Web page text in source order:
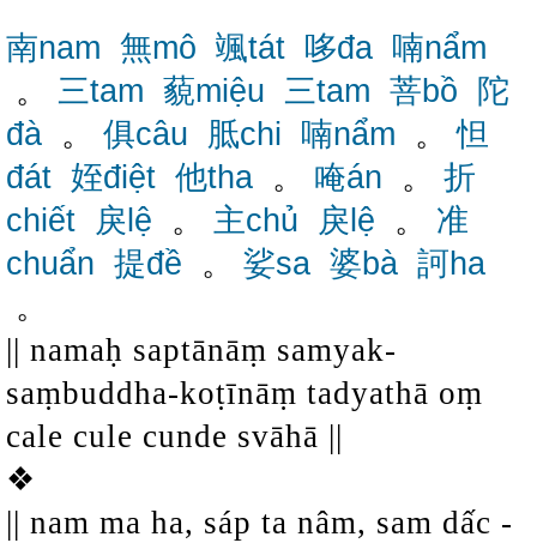
南nam 無mô 颯tát 哆đa 喃nẩm
。 三tam 藐miệu 三tam 菩bồ
陀
đà 。 俱câu 胝chi 喃nẩm 。怛
đát 姪điệt 他tha 。 唵án 。 折
chiết
戾lệ 。 主chủ 戾lệ 。 准
chuẩn 提đề 。 娑sa 婆bà 訶ha
。
|| namaḥ saptānāṃ samyak-
saṃbuddha-koṭīnāṃ tadyathā oṃ
cale cule cunde svāhā ||
❖
|| nam ma ha, sáp ta nâm, sam dấc -